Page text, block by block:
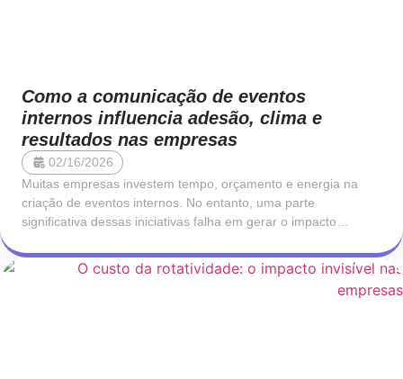
Como a comunicação de eventos
internos influencia adesão, clima e
resultados nas empresas
02/16/2026
Muitas empresas investem tempo, orçamento e energia na
criação de eventos internos. No entanto, uma parte
significativa dessas iniciativas falha em gerar o impacto
efeito no clima organizacional é limitado. Na maioria dos
casos, o problema não está no